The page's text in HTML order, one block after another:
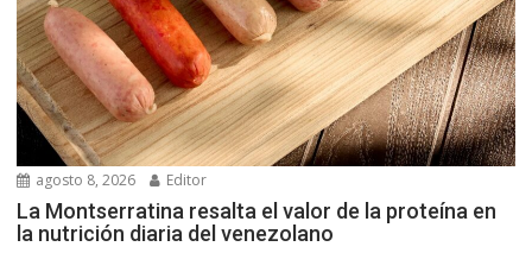
agosto 8, 2026 Editor
La Montserratina resalta el valor de la proteína en
la nutrición diaria del venezolano